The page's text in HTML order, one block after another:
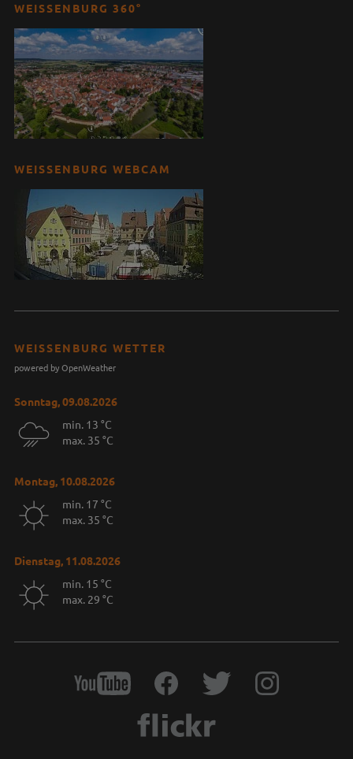
WEISSENBURG 360°
WEISSENBURG WEBCAM
WEISSENBURG WETTER
powered by OpenWeather
Sonntag, 09.08.2026
min. 13 °C
max. 35 °C
Montag, 10.08.2026
min. 17 °C
max. 35 °C
Dienstag, 11.08.2026
min. 15 °C
max. 29 °C